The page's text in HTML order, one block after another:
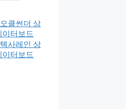
클썬더 상
터보드
사레인 상
터보드